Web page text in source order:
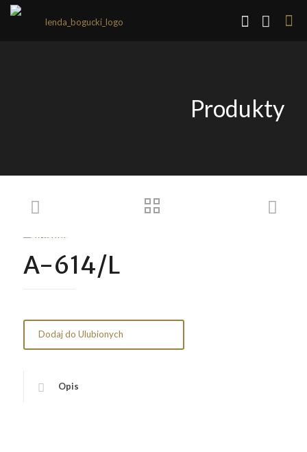
Produkty
A-614/L
Dodaj do Ulubionych
Opis